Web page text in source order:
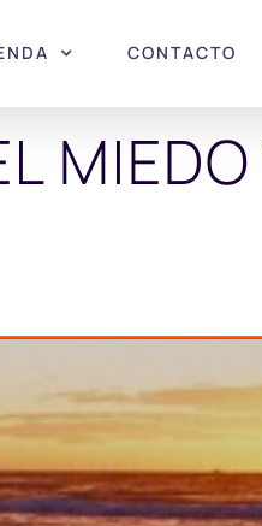
CONTACTO
MIEDO